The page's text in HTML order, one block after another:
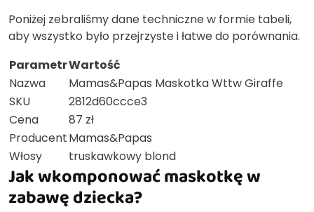
Poniżej zebraliśmy dane techniczne w formie tabeli,
aby wszystko było przejrzyste i łatwe do porównania.
ParametrWartość
Nazwa
Mamas&Papas Maskotka Wttw Giraffe
SKU
2812d60ccce3
Cena
87 zł
ProducentMamas&Papas
Włosy
truskawkowy blond
Jak wkomponować maskotkę w
zabawę dziecka?